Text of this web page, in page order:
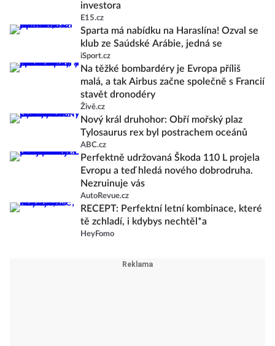
investora
E15.cz
Sparta má nabídku na Haraslína! Ozval se
klub ze Saúdské Arábie, jedná se
iSport.cz
Na těžké bombardéry je Evropa příliš
malá, a tak Airbus začne společně s Francií
stavět dronodéry
Živě.cz
Nový král druhohor: Obří mořský plaz
Tylosaurus rex byl postrachem oceánů
ABC.cz
Perfektně udržovaná Škoda 110 L projela
Evropu a teď hledá nového dobrodruha.
Nezruinuje vás
AutoRevue.cz
RECEPT: Perfektní letní kombinace, které
tě zchladí, i kdybys nechtěl*a
HeyFomo